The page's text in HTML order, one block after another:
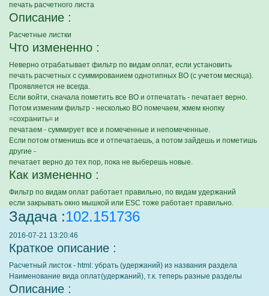
печать расчетного листа
Описание :
Расчетные листки
Что измененно :
Неверно отрабатывает фильтр по видам оплат, если установить
печать расчетных с суммированием однотипных ВО (с учетом месяца).
Проявляется не всегда.
Если войти, сначала пометить все ВО и отпечатать - печатает верно.
Потом изменим фильтр - несколько ВО помечаем, жмем кнопку
=сохранить= и
печатаем - суммирует все и помеченные и непомеченные.
Если потом отменишь все и отпечатаешь, а потом зайдешь и пометишь
другие -
печатает верно до тех пор, пока не выберешь новые.
Как измененно :
Фильтр по видам оплат работает правильно, по видам удержаний
если закрывать окно мышкой или ESC тоже работает правильно.
Задача :102.151736
2016-07-21 13:20:46
Краткое описание :
Расчетный листок - html: убрать (удержаний) из названия раздела
Наименование вида оплат(удержаний), т.к. теперь разные разделы
Описание :